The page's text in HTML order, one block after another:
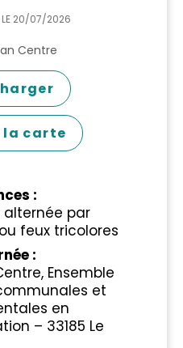
20/07/2026
Centre
la carte
:
par
feux tricolores
:
Ensemble
et
en
– 33185 Le